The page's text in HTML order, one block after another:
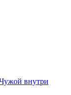
внутри